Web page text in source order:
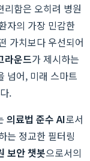
함은 오히려 병원
자의 가장 민감한
가치보다 우선되어
라운드가 제시하는
넘어, 미래 스마트
.
의료법 준수 AI로서
는 정교한 필터링
보안 챗봇으로서의